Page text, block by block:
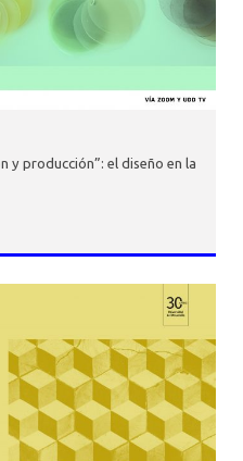
y producción”: el diseño en la